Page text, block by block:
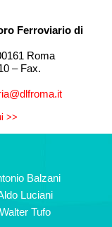
Ferroviario di
Roma
– Fax.
>>
Balzani
Luciani
Walter Tufo